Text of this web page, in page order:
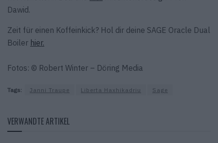
Dawid.
Zeit für einen Koffeinkick? Hol dir deine SAGE Oracle Dual
Boiler hier.
Fotos: © Robert Winter – Döring Media
Tags: Janni Traupe Liberta Haxhikadriu Sage
VERWANDTE ARTIKEL